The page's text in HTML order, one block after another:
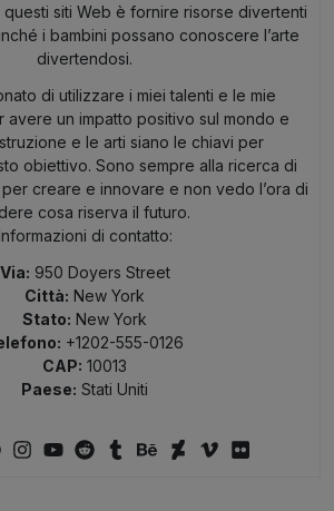
siti Web è fornire risorse divertenti
i bambini possano conoscere l’arte
divertendosi.
di utilizzare i miei talenti e le mie
avere un impatto positivo sul mondo e
e le arti siano le chiavi per
obiettivo. Sono sempre alla ricerca di
creare e innovare e non vedo l’ora di
cosa riserva il futuro.
di contatto:
Via: 950 Doyers Street
Città: New York
Stato: New York
+1202-555-0126
CAP: 10013
Paese: Stati Uniti